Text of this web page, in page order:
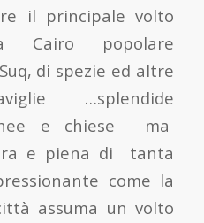
il principale volto
Cairo popolare
di spezie ed altre
…splendide
e chiese ma
e piena di tanta
come la
assuma un volto